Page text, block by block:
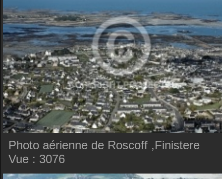
Photo aérienne de Roscoff ,Finistere
Vue : 3076